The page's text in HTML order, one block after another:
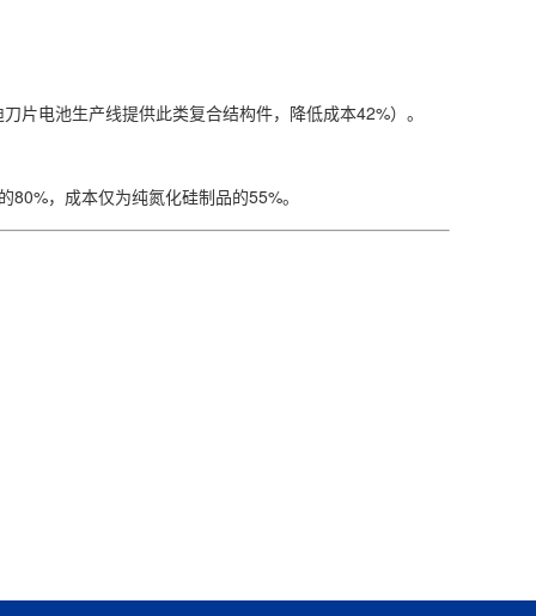
片电池生产线提供此类复合结构件，降低成本42%）。
，成本仅为纯氮化硅制品的55%。